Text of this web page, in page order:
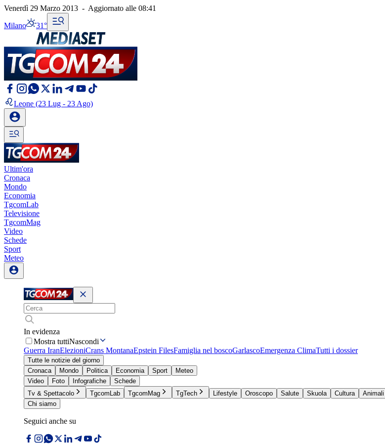
Venerdì 29 Marzo 2013 - Aggiornato alle 08:41
Milano 31°
Leone (23 Lug - 23 Ago)
Ultim'ora
Cronaca
Mondo
Economia
TgcomLab
Televisione
TgcomMag
Video
Schede
Sport
Meteo
In evidenza
Mostra tuttiNascondi
Guerra IranElezioniCrans MontanaEpstein FilesFamiglia nel boscoGarlascoEmergenza ClimaTutti i dossier
Tutte le notizie del giorno
Cronaca
Mondo Politica Economia Sport
Meteo
Video
Foto Infografiche
Schede
Tv & Spettacolo
TgcomLab TgcomMag TgTech Lifestyle Oroscopo Salute Skuola Cultura Animali
Chi siamo
Seguici anche su